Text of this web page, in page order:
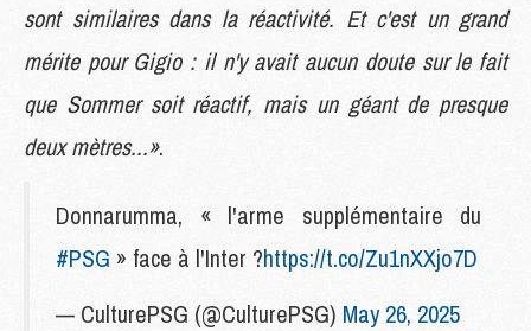
sont similaires dans la réactivité. Et c'est un grand
mérite pour Gigio : il n'y avait aucun doute sur le fait
que Sommer soit réactif, mais un géant de presque
deux mètres...».
Donnarumma, « l'arme supplémentaire du
#PSG » face à l'Inter ?https://t.co/Zu1nXXjo7D
— CulturePSG (@CulturePSG) May 26, 2025